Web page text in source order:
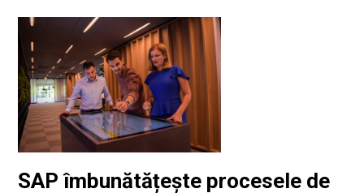
SAP îmbunătățește procesele de